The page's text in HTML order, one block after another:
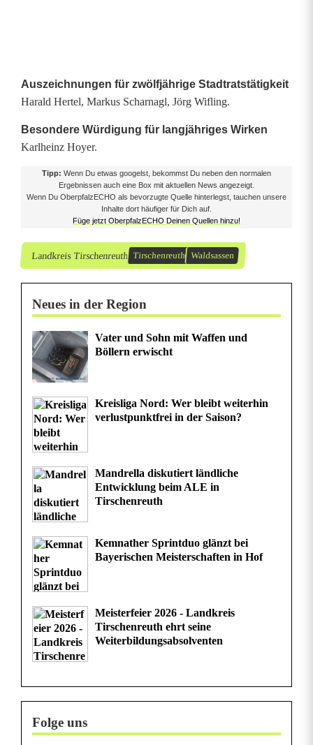
a
s
n
Auszeichnungen für zwölfjährige Stadtratstätigkeit
Harald Hertel, Markus Scharnagl, Jörg Wifling.
Besondere Würdigung für langjähriges Wirken
Karlheinz Hoyer.
Tipp: Wenn Du etwas googelst, bekommst Du neben den normalen
Ergebnissen auch eine Box mit aktuellen News angezeigt.
Wenn Du OberpfalzECHO als bevorzugte Quelle hinterlegst, tauchen unsere
Inhalte dort häufiger für Dich auf.
Füge jetzt OberpfalzECHO Deinen Quellen hinzu!
Landkreis Tirschenreuth Tirschenreuth Waldsassen
Neues in der Region
Vater und Sohn mit Waffen und
Böllern erwischt
Kreisliga Nord: Wer bleibt weiterhin
verlustpunktfrei in der Saison?
Mandrella diskutiert ländliche
Entwicklung beim ALE in
Tirschenreuth
Kemnather Sprintduo glänzt bei
Bayerischen Meisterschaften in Hof
Meisterfeier 2026 - Landkreis
Tirschenreuth ehrt seine
Weiterbildungsabsolventen
Folge uns